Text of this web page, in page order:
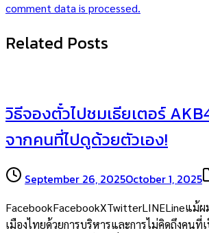
comment data is processed.
Related Posts
วิธีจองตั๋วไปชมเธียเตอร์
จากคนที่ไปดูด้วยตัวเอง!
September 26, 2025October 1, 2025
FacebookFacebookXTwitterLINELineแม้ผ
เมืองไทยด้วยการบริหารและการไม่คิดถึงคน